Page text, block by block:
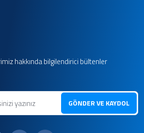
hakkında bilgilendirici bültenler
GÖNDER VE KAYDOL